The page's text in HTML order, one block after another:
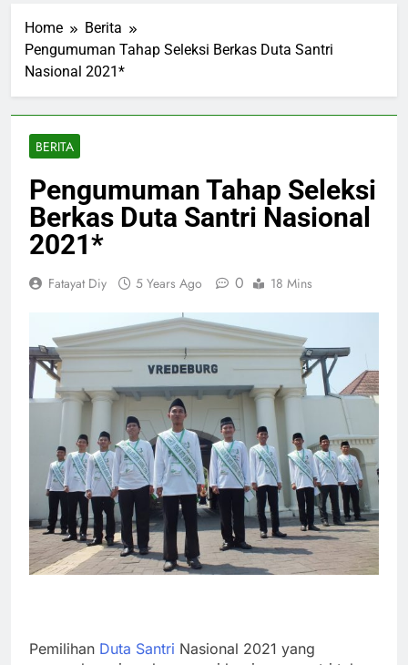
Home
Berita
Pengumuman Tahap Seleksi Berkas Duta Santri
Nasional 2021*
BERITA
Pengumuman Tahap Seleksi
Berkas Duta Santri Nasional
2021*
Fatayat Diy 5 Years Ago 0 18 Mins
Pemilihan Duta Santri Nasional 2021 yang